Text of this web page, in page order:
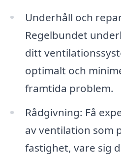
Underhåll och
Regelbundet
ditt
optimalt och
framtida problem.
Rådgivning: Få
av ventilation som
fastighet, vare sig